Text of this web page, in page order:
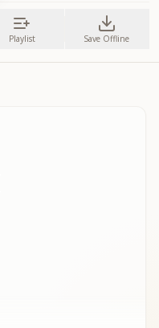
Playlist Save Offline